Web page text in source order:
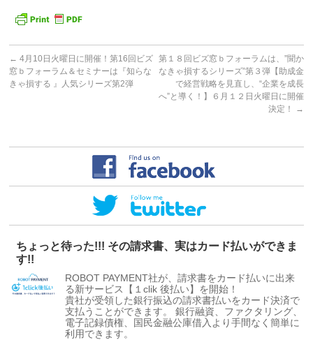
← 4月10日火曜日に開催！第16回ビズ
窓ｂフォーラム＆セミナーは『知らな
きゃ損する 』人気シリーズ第2弾
第１８回ビズ窓ｂフォーラムは、”聞か
なきゃ損するシリーズ”第３弾【助成金
で経営戦略を見直し、“企業を成長
へ”と導く！】６月１２日火曜日に開催
決定！
→
ちょっと待った!!! その請求書、実はカード払いができま
す!!
ROBOT PAYMENT社が、請求書をカード払いに出来
る新サービス【１clik 後払い】を開始！
貴社が受領した銀行振込の請求書払いをカード決済で
支払うことができます。 銀行融資、ファクタリング、
電子記録債権、国民金融公庫借入より手間なく簡単に
利用できます。